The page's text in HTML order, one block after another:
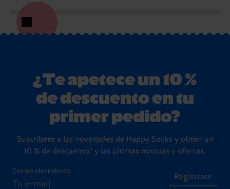
¿Te apetece un 10 %
de descuento en tu
primer pedido?
Suscríbete a las novedades de Happy Socks y obtén un
10 % de descuento* y las últimas noticias y ofertas.
Correo electrónico
Regístrate